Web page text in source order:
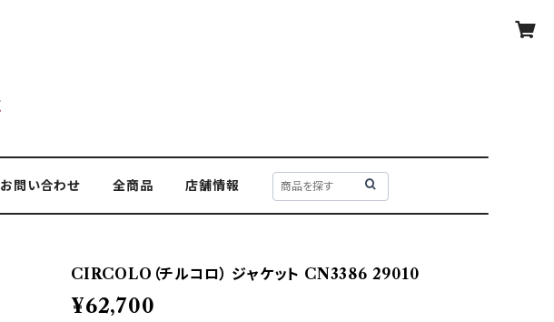
お問い合わせ 全商品 店舗情報
CIRCOLO（チルコロ） ジャケット CN3386 29010
¥62,700